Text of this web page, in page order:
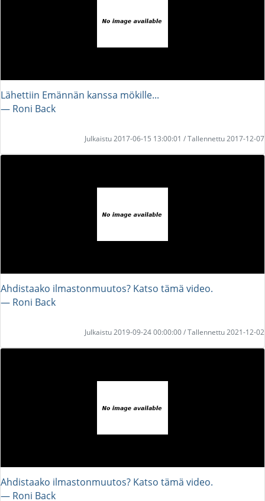
Lähettiin Emännän kanssa mökille...
― Roni Back
Julkaistu 2017-06-15 13:00:01 / Tallennettu 2017-12-07
Ahdistaako ilmastonmuutos? Katso tämä video.
― Roni Back
Julkaistu 2019-09-24 00:00:00 / Tallennettu 2021-12-02
Ahdistaako ilmastonmuutos? Katso tämä video.
― Roni Back